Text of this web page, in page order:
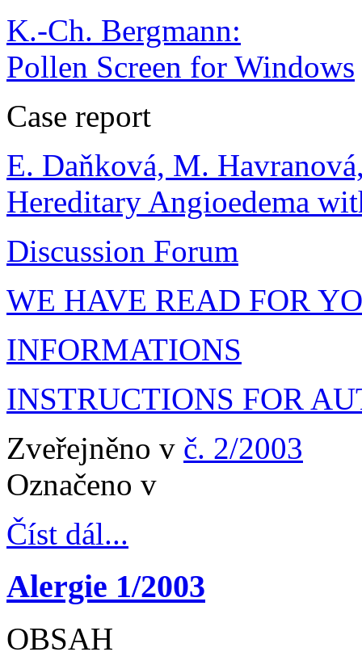
K.-Ch. Bergmann:
Pollen Screen for Windows
Case report
E. Daňková, M.
Hereditary Angioedema
Discussion Forum
WE HAVE READ FOR
INFORMATIONS
INSTRUCTIONS FOR
Zveřejněno v č. 2/2003
Označeno v
Číst dál...
Alergie 1/2003
OBSAH